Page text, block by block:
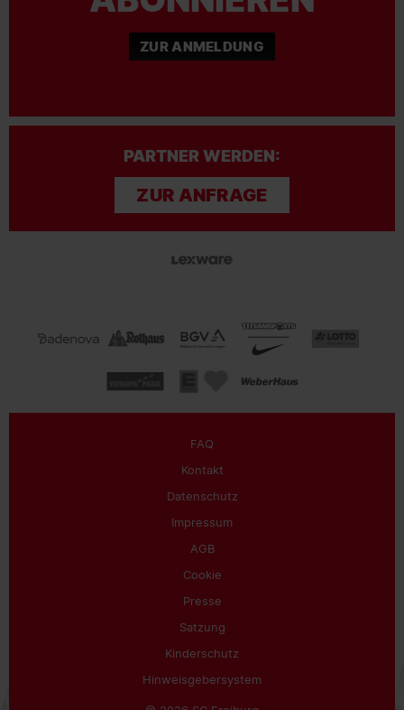
ZUR ANMELDUNG
PARTNER WERDEN:
ZUR ANFRAGE
FAQ
Kontakt
Datenschutz
Impressum
AGB
Cookie
Presse
Satzung
Kinderschutz
Hinweisgebersystem